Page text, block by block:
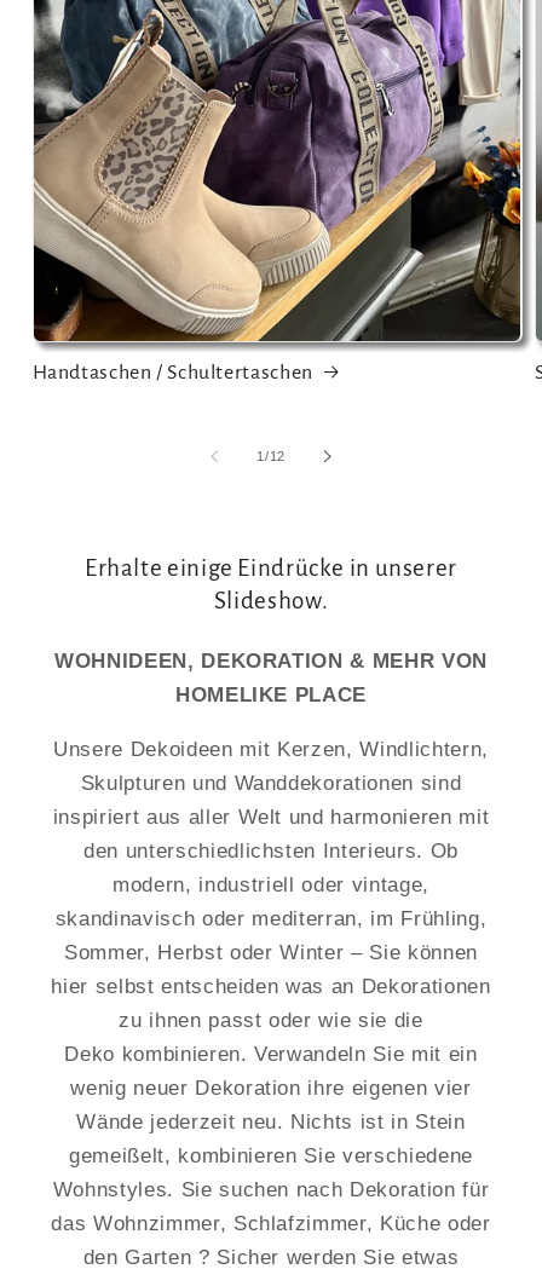
Handtaschen / Schultertaschen
1/von
12
Erhalte einige Eindrücke in unserer
Slideshow.
WOHNIDEEN, DEKORATION & MEHR VON
HOMELIKE PLACE
Unsere Dekoideen mit Kerzen, Windlichtern,
Skulpturen und Wanddekorationen sind
inspiriert aus aller Welt und harmonieren mit
den unterschiedlichsten Interieurs. Ob
modern, industriell oder vintage,
skandinavisch oder mediterran, im Frühling,
Sommer, Herbst oder Winter – Sie können
hier selbst entscheiden was an Dekorationen
zu ihnen passt oder wie sie die
Deko kombinieren. Verwandeln Sie mit ein
wenig neuer Dekoration ihre eigenen vier
Wände jederzeit neu. Nichts ist in Stein
gemeißelt, kombinieren Sie verschiedene
Wohnstyles. Sie suchen nach Dekoration für
das Wohnzimmer, Schlafzimmer, Küche oder
den Garten ? Sicher werden Sie etwas